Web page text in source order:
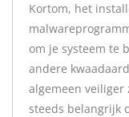
Kortom, het
om je systeem te
andere
algemeen veiliger
steeds belangrijk